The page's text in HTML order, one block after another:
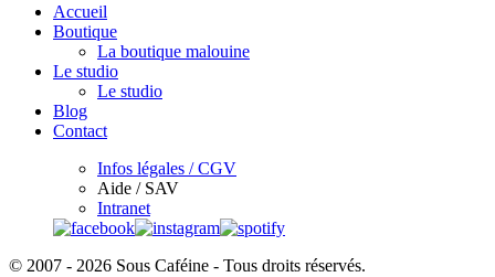
Accueil
Boutique
La boutique malouine
Le studio
Le studio
Blog
Contact
Infos légales / CGV
Aide / SAV
Intranet
© 2007 - 2026 Sous Caféine - Tous droits réservés.